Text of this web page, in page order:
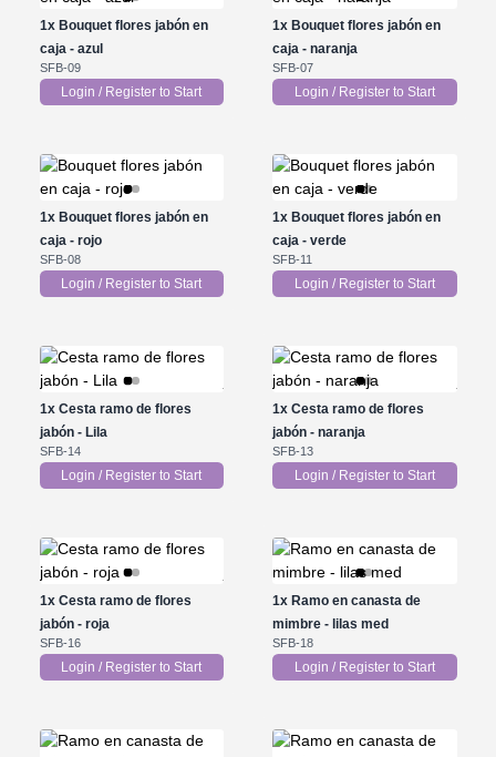
1xBouquet flores jabón en
caja - azul
SFB-09
Login / Register to Start
1x Bouquet flores jabón en
caja - naranja
SFB-07
Login / Register to Start
1xBouquet flores jabón en
caja - rojo
SFB-08
Login / Register to Start
1x Bouquet flores jabón en
caja - verde
SFB-11
Login / Register to Start
1xCesta ramo de flores
jabón - Lila
SFB-14
Login / Register to Start
1x Cesta ramo de flores
jabón - naranja
SFB-13
Login / Register to Start
1xCesta ramo de flores
jabón - roja
SFB-16
Login / Register to Start
1x Ramo en canasta de
mimbre - lilas med
SFB-18
Login / Register to Start